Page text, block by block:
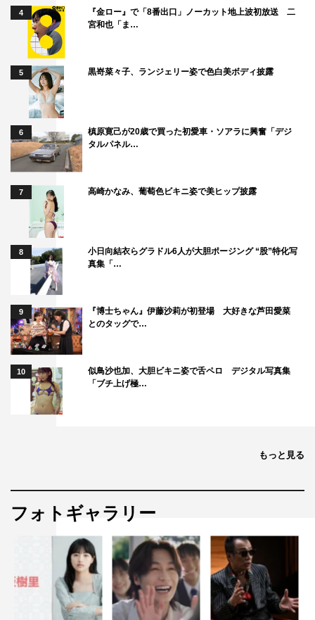
4
『金ロー』で「8番出口」ノーカット地上波初放送 二
宮和也「ま…
5 黒嵜菜々子、ランジェリー姿で色白美ボディ披露
6
槙原寛己が20歳で買った初愛車・ソアラに興奮「デジ
タルパネル…
7 高崎かなみ、葡萄色ビキニ姿で美ヒップ披露
8
小日向結衣らグラドル6人が大胆ポージング “股”特化写
真集「…
9
『博士ちゃん』伊藤沙莉が初登場 大好きな芦田愛菜
とのタッグで…
10
似鳥沙也加、大胆ビキニ姿で舌ペロ デジタル写真集
「ブチ上げ極…
もっと見る
フォトギャラリー